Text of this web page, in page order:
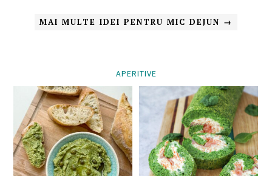
MAI MULTE IDEI PENTRU MIC DEJUN →
APERITIVE